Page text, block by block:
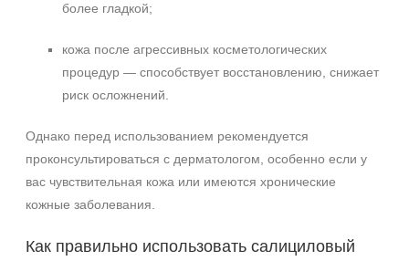
более гладкой;
кожа после агрессивных косметологических
процедур — способствует восстановлению, снижает
риск осложнений.
Однако перед использованием рекомендуется
проконсультироваться с дерматологом, особенно если у
вас чувствительная кожа или имеются хронические
кожные заболевания.
Как правильно использовать салициловый